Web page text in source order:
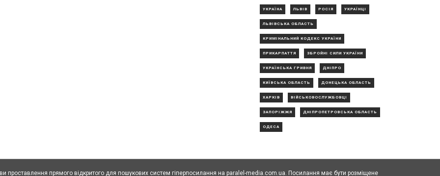
УКРАЇНА ЛЬВІВ РОСІЯ УКРАЇНЦІ
ЛЬВІВСЬКА ОБЛАСТЬ
КРИМІНАЛЬНИЙ КОДЕКС УКРАЇНИ
ПРИКАРПАТТЯ ЗБРОЙНІ СИЛИ УКРАЇНИ
УКРАЇНСЬКА ГРИВНЯ ДНІПРО
КИЇВСЬКА ОБЛАСТЬ ДОНЕЦЬКА ОБЛАСТЬ
ХАРКІВ ВІЙСЬКОВОСЛУЖБОВЦІ
ЗАПОРІЖЖЯ ДНІПРОПЕТРОВСЬКА ОБЛАСТЬ
ОДЕСА
проставлення прямого відкритого для пошукових систем гіперпосилання на paralel-media.com.ua. Посилання має бути розміщене